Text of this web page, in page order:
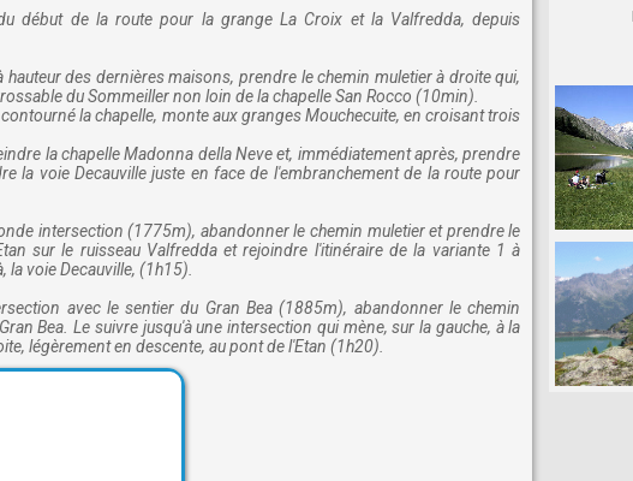
début de la route pour la grange La Croix et la Valfredda, depuis
des dernières maisons, prendre le chemin muletier à droite qui,
du Sommeiller non loin de la chapelle San Rocco (10min).
la chapelle, monte aux granges Mouchecuite, en croisant trois
la chapelle Madonna della Neve et, immédiatement après, prendre
la voie Decauville juste en face de l'embranchement de la route pour
intersection (1775m), abandonner le chemin muletier et prendre le
sur le ruisseau Valfredda et rejoindre l'itinéraire de la variante 1 à
la voie Decauville, (1h15).
avec le sentier du Gran Bea (1885m), abandonner le chemin
Bea. Le suivre jusqu'à une intersection qui mène, sur la gauche, à la
légèrement en descente, au pont de l'Etan (1h20).